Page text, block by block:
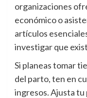
organizaciones
económico o
artículos
investigar que
Si planeas tomar
del parto, ten en
ingresos. Ajusta